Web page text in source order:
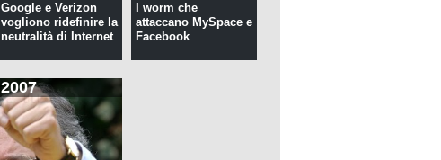
Google e Verizon
vogliono ridefinire la
neutralità di Internet
I worm che
attaccano MySpace e
Facebook
2007